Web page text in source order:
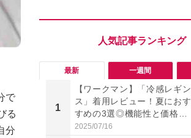
で
る
分
最新 一週間
1
【ワークマン】「冷感レギン
ス」着用レビュー！夏におす
すめの3選◎機能性と価格比
較
2025/07/16